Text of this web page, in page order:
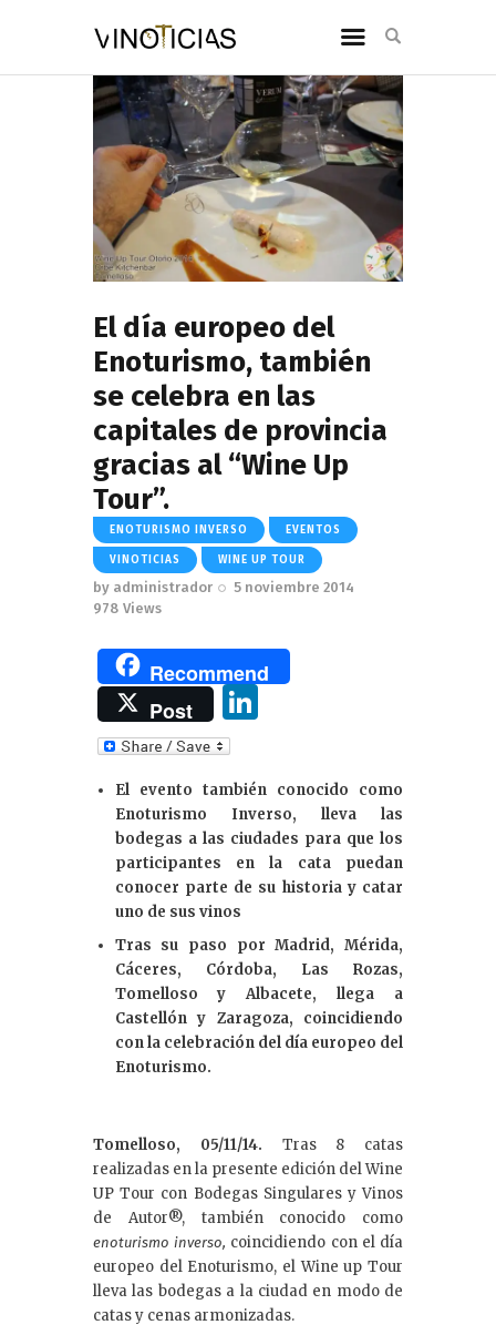
El día europeo del
Enoturismo, también
se celebra en las
capitales de provincia
gracias al “Wine Up
Tour”.
ENOTURISMO INVERSO EVENTOS
VINOTICIAS WINE UP TOUR
by administrador
5 noviembre 2014
978 Views
Recommend
Post
e
dI
n
El evento también conocido como
Enoturismo Inverso, lleva las
bodegas a las ciudades para que los
participantes en la cata puedan
conocer parte de su historia y catar
uno de sus vinos
Tras su paso por Madrid, Mérida,
Cáceres, Córdoba, Las Rozas,
Tomelloso y Albacete, llega a
Castellón y Zaragoza, coincidiendo
con la celebración del día europeo del
Enoturismo.
Tomelloso, 05/11/14. Tras 8 catas
realizadas en la presente edición del Wine
UP Tour con Bodegas Singulares y Vinos
de Autor®, también conocido como
enoturismo inverso, coincidiendo con el día
europeo del Enoturismo, el Wine up Tour
lleva las bodegas a la ciudad en modo de
catas y cenas armonizadas.